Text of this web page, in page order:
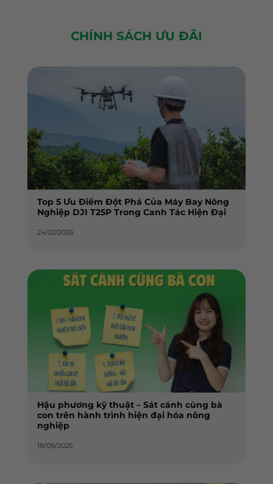
CHÍNH SÁCH ƯU ĐÃI
Top 5 Ưu Điểm Đột Phá Của Máy Bay Nông
Nghiệp DJI T25P Trong Canh Tác Hiện Đại
24/02/2026
Hậu phương kỹ thuật – Sát cánh cùng bà
con trên hành trình hiện đại hóa nông
nghiệp
18/09/2025